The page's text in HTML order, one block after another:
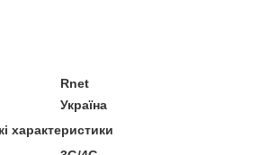
Rnet
Україна
характеристики